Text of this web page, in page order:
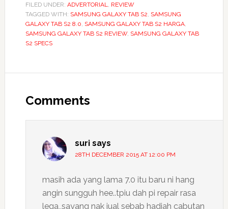
FILED UNDER: ADVERTORIAL, REVIEW
TAGGED WITH: SAMSUNG GALAXY TAB S2, SAMSUNG
GALAXY TAB S2 8.0, SAMSUNG GALAXY TAB S2 HARGA,
SAMSUNG GALAXY TAB S2 REVIEW, SAMSUNG GALAXY TAB
S2 SPECS
Interactions
Comments
suri says
28TH DECEMBER 2015 AT 12:00 PM
masih ada yang lama 7.0 itu baru ni hang
angin sungguh hee..tpiu dah pi repair rasa
lega,,sayang nak jual sebab hadiah cabutan